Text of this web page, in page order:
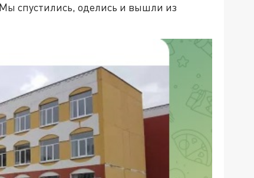
спустились, оделись и вышли из